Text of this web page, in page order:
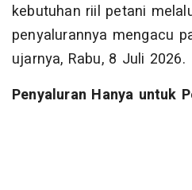
kebutuhan riil petani
penyalurannya mengacu
ujarnya, Rabu, 8 Juli 2026.
Penyaluran Hanya untuk